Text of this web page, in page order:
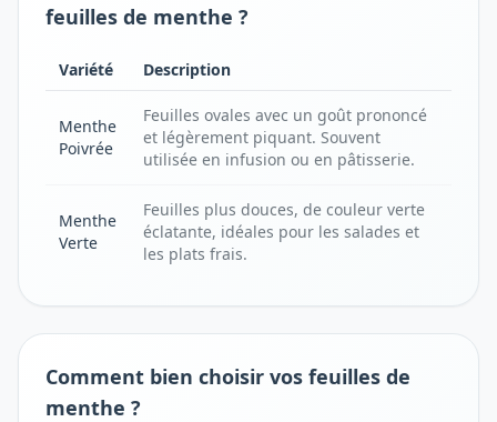
feuilles de menthe ?
Variété Description
Menthe
Poivrée
Feuilles ovales avec un goût prononcé
et légèrement piquant. Souvent
utilisée en infusion ou en pâtisserie.
Menthe
Verte
Feuilles plus douces, de couleur verte
éclatante, idéales pour les salades et
les plats frais.
Comment bien choisir vos feuilles de
menthe ?